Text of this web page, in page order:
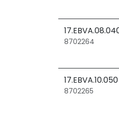
8702264
17.EBVA.10.050
8702265